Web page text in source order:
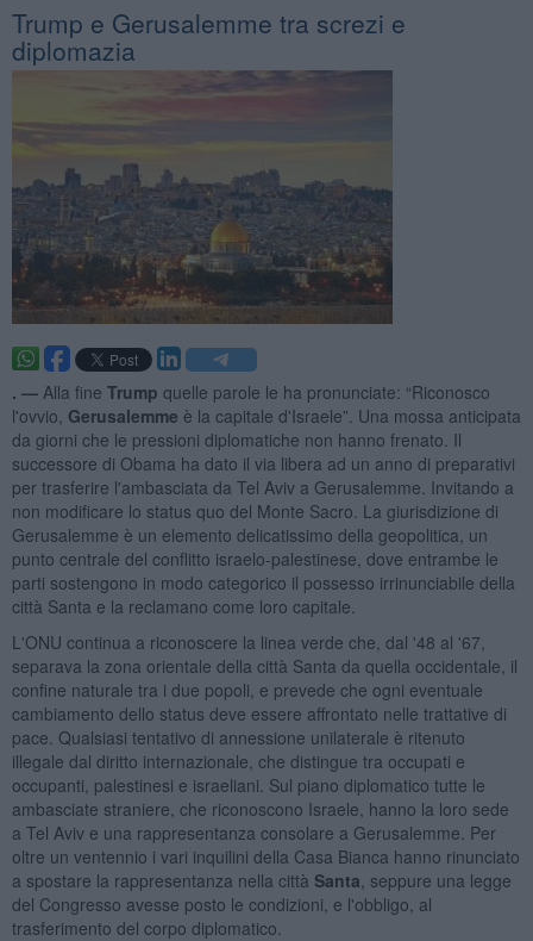
Trump e Gerusalemme tra screzi e
diplomazia
. — Alla fine Trump quelle parole le ha pronunciate: “Riconosco
l'ovvio, Gerusalemme è la capitale d'Israele”. Una mossa anticipata
da giorni che le pressioni diplomatiche non hanno frenato. Il
successore di Obama ha dato il via libera ad un anno di preparativi
per trasferire l'ambasciata da Tel Aviv a Gerusalemme. Invitando a
non modificare lo status quo del Monte Sacro. La giurisdizione di
Gerusalemme è un elemento delicatissimo della geopolitica, un
punto centrale del conflitto israelo-palestinese, dove entrambe le
parti sostengono in modo categorico il possesso irrinunciabile della
città Santa e la reclamano come loro capitale.
L'ONU continua a riconoscere la linea verde che, dal '48 al '67,
separava la zona orientale della città Santa da quella occidentale, il
confine naturale tra i due popoli, e prevede che ogni eventuale
cambiamento dello status deve essere affrontato nelle trattative di
pace. Qualsiasi tentativo di annessione unilaterale è ritenuto
illegale dal diritto internazionale, che distingue tra occupati e
occupanti, palestinesi e israeliani. Sul piano diplomatico tutte le
ambasciate straniere, che riconoscono Israele, hanno la loro sede
a Tel Aviv e una rappresentanza consolare a Gerusalemme. Per
oltre un ventennio i vari inquilini della Casa Bianca hanno rinunciato
a spostare la rappresentanza nella città Santa , seppure una legge
del Congresso avesse posto le condizioni, e l'obbligo, al
trasferimento del corpo diplomatico.